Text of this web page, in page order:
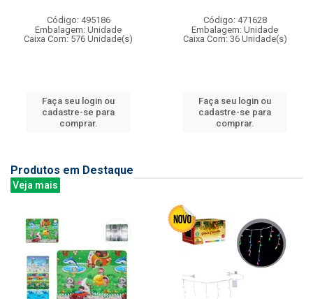
Código: 495186
Embalagem: Unidade
Caixa Com: 576 Unidade(s)
Faça seu login ou
cadastre-se para
comprar.
Código: 471628
Embalagem: Unidade
Caixa Com: 36 Unidade(s)
Faça seu login ou
cadastre-se para
comprar.
Produtos em Destaque
Veja mais